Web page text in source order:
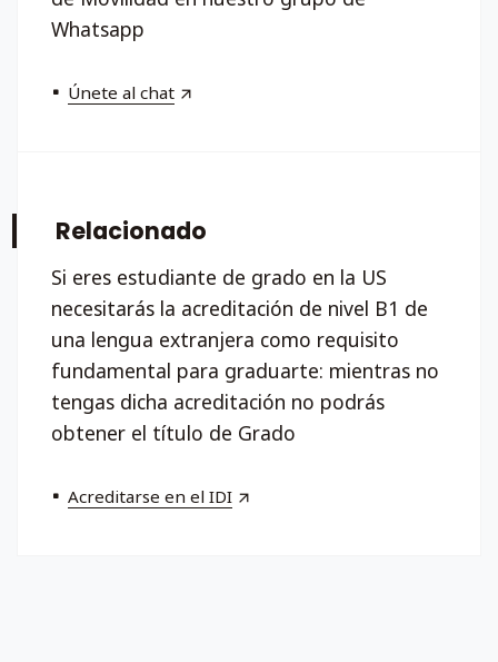
Whatsapp
Únete al chat
Relacionado
Si eres estudiante de grado en la US
necesitarás la acreditación de nivel B1 de
una lengua extranjera como requisito
fundamental para graduarte: mientras no
tengas dicha acreditación no podrás
obtener el título de Grado
Acreditarse en el IDI